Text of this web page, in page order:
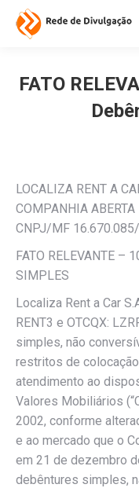
FATO
LOCALIZA RENT A
COMPANHIA ABERTA
CNPJ/MF
FATO RELEVANTE –
SIMPLES
Localiza Rent a Car
RENT3 e OTCQX:
simples, não
restritos de
atendimento ao
Valores Mobiliários
2002, conforme
e ao mercado que o
em 21 de dezembro
debêntures simples,